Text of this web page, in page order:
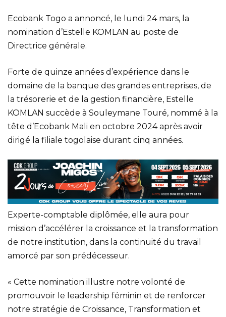
Ecobank Togo a annoncé, le lundi 24 mars, la
nomination d’Estelle KOMLAN au poste de
Directrice générale.
Forte de quinze années d’expérience dans le
domaine de la banque des grandes entreprises, de
la trésorerie et de la gestion financière, Estelle
KOMLAN succède à Souleymane Touré, nommé à la
tête d’Ecobank Mali en octobre 2024 après avoir
dirigé la filiale togolaise durant cinq années.
Experte-comptable diplômée, elle aura pour
mission d’accélérer la croissance et la transformation
de notre institution, dans la continuité du travail
amorcé par son prédécesseur.
« Cette nomination illustre notre volonté de
promouvoir le leadership féminin et de renforcer
notre stratégie de Croissance, Transformation et